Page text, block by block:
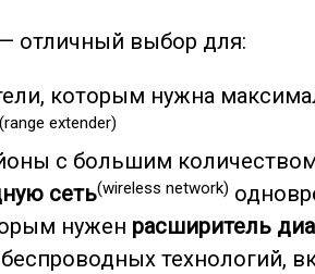
— отличный выбор для:
которым нужна
extender)
с большим
сеть(wireless network)
нужен расширитель
технологий,